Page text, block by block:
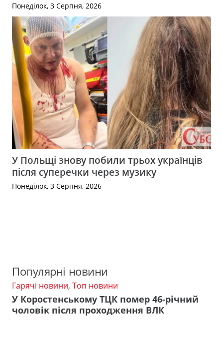
Понеділок, 3 Серпня, 2026
У Польщі знову побили трьох українців
після суперечки через музику
Понеділок, 3 Серпня, 2026
Популярні новини
Гарячі новини, Топ новини
У Коростенському ТЦК помер 46-річний
чоловік після проходження ВЛК